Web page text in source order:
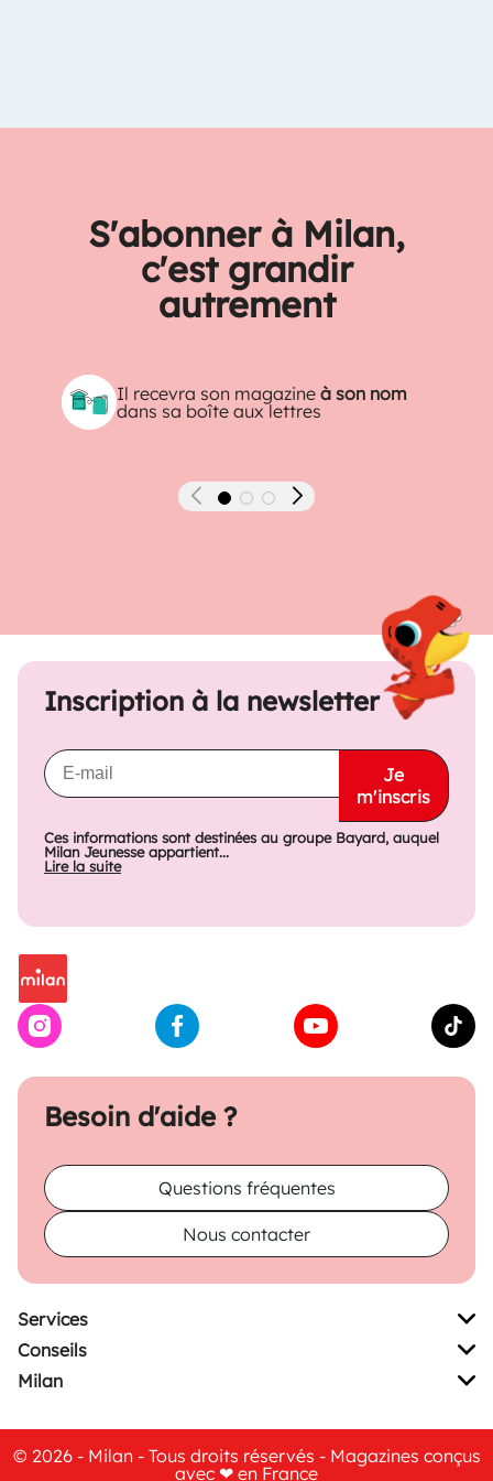
S'abonner à Milan,
c'est grandir
autrement
Il recevra son magazineà son nom
dans sa boîte aux lettres
Précédent Suivant
Besoin d'aide ?
Questions fréquentes
Nous contacter
Inscription à la newsletter
Je
m'inscris
Ces informations sont destinées au groupe Bayard, auquel
Milan Jeunesse appartient...
Lire la suite
Services
Conseils
Milan
© 2026 - Milan - Tous droits réservés - Magazines conçus
avec ❤ en France